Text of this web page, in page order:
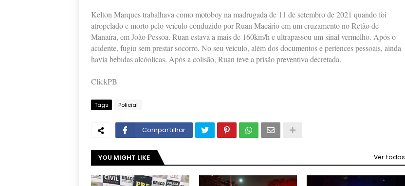
Kelton Marques trabalhava como motoboy na madrugada de 11 de setembro de 2021 quando foi
atropelado e morto pelo veículo conduzido por Ruan Macário em um cruzamento no Retão de
Manaíra, em João Pessoa. Ruan estava a mais de 160km/h e ultrapassou um sinal vermelho. Após o
acidente, fugiu sem prestar socorro. No seu veículo, além dos documentos e pertences pessoais, ainda
havia bebidas alcóolicas. Após a colisão, Ruan teve a prisão preventiva decretada.
ClickPB
Tags Policial
Compartilhar
YOU MIGHT LIKE Ver todos